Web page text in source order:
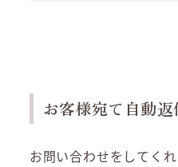
お客様宛て自動
お問い合わせをしてく